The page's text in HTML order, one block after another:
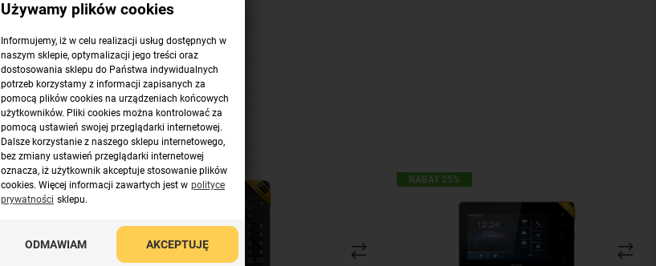
RABAT 25%
Używamy plików cookies
Informujemy, iż w celu realizacji usług dostępnych w
naszym sklepie, optymalizacji jego treści oraz
dostosowania sklepu do Państwa indywidualnych
potrzeb korzystamy z informacji zapisanych za
pomocą plików cookies na urządzeniach końcowych
użytkowników. Pliki cookies można kontrolować za
pomocą ustawień swojej przeglądarki internetowej.
Dalsze korzystanie z naszego sklepu internetowego,
bez zmiany ustawień przeglądarki internetowej
oznacza, iż użytkownik akceptuje stosowanie plików
cookies. Więcej informacji zawartych jest w polityce
prywatności sklepu.
ODMAWIAM AKCEPTUJĘ